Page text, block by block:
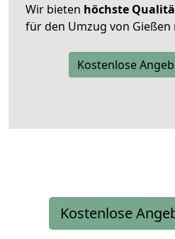
Wir bieten höchste
für den Umzug von
Kostenlose
Kostenlose